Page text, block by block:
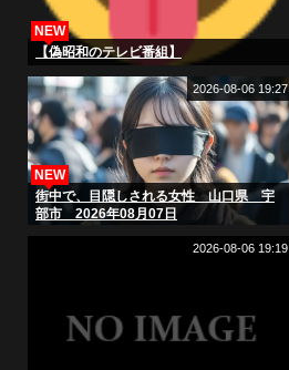
【偽昭和のテレビ番組】
NEW
街中で、目隠しされる女性 山口県 宇
部市 2026年08月07日
NEW
2026-08-06 19:27
2026-08-06 19:19